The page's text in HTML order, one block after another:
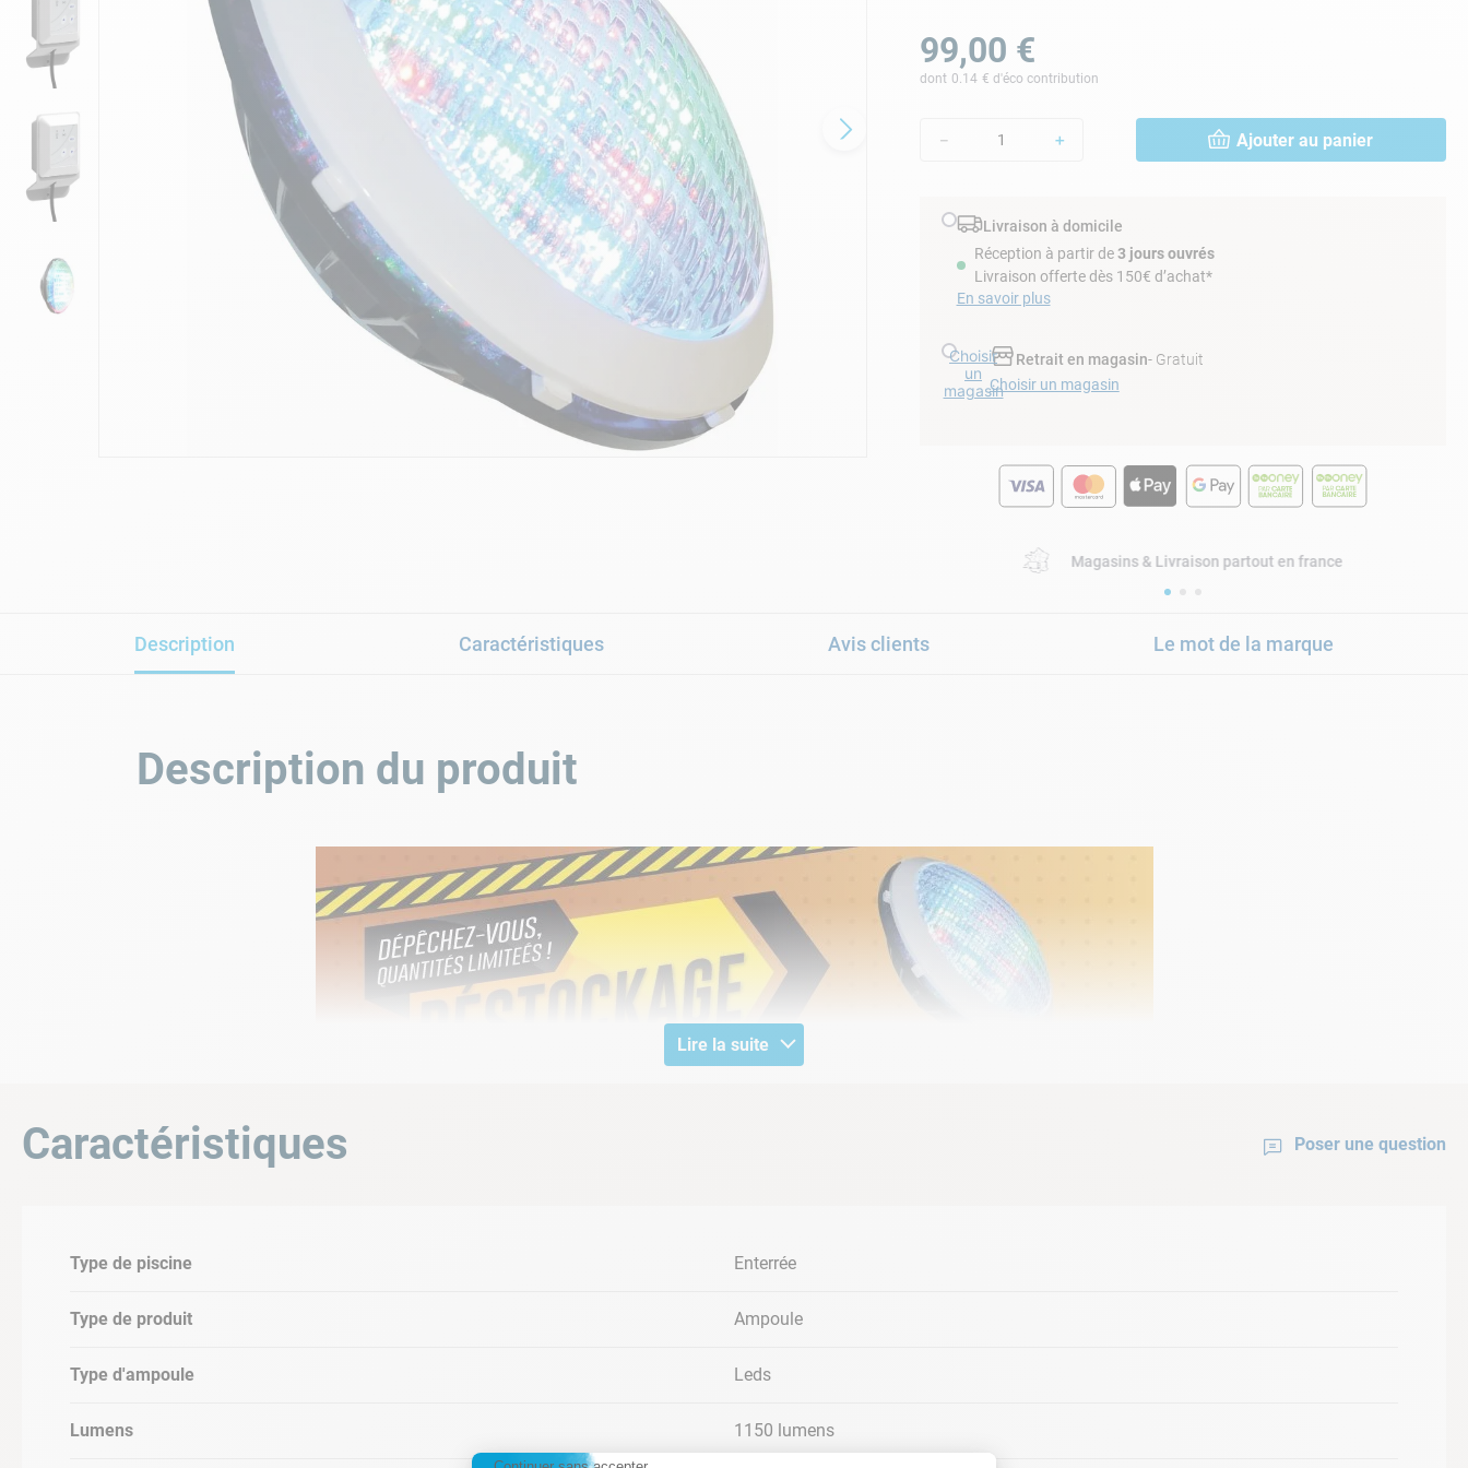
99,00 €
dont 0.14 € d'éco contribution
＋
－ Ajouter au panier
Livraison à domicile
Réception à partir de3 jours ouvrés
Livraison offerte dès 150€ d’achat*
En savoir plus
Choisir
un
magasin
Retrait en magasin- Gratuit
Choisir un magasin
Magasins & Livraison partout en france
Description Caractéristiques Avis clients Le mot de la marque
Description du produit
Avec l'ampoule LED Majestic, bénéficiez d'un éclairage haute performance
angle de diffusion de 120° qui vous permettra d'éclairer votre bassin avec efficacité. Fabriquée en Europe, cette
Lire la suite
Caractéristiques Poser une question
Type de piscine Enterrée
Type de produit Ampoule
Type d'ampoule Leds
Lumens 1150 lumens
10. chlore choc